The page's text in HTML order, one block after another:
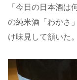
「今日の日本酒は
の純米酒「わかさ
け味見して頷いた。